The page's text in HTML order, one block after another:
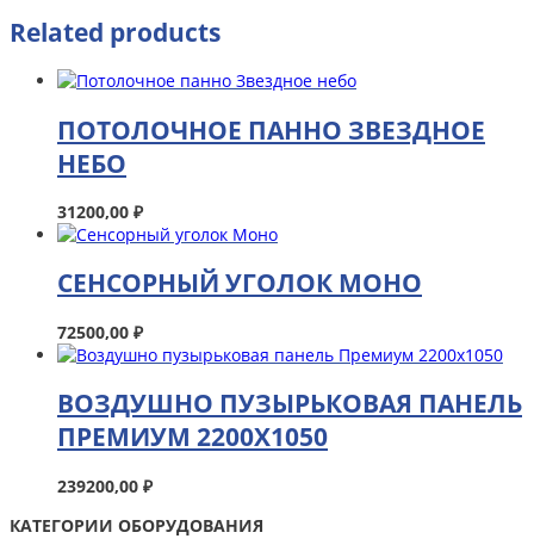
Related products
ПОТОЛОЧНОЕ ПАННО ЗВЕЗДНОЕ
НЕБО
31200,00 ₽
СЕНСОРНЫЙ УГОЛОК МОНО
72500,00 ₽
ВОЗДУШНО ПУЗЫРЬКОВАЯ ПАНЕЛЬ
ПРЕМИУМ 2200Х1050
239200,00 ₽
КАТЕГОРИИ ОБОРУДОВАНИЯ